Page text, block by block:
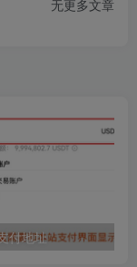
无更多文章
付地址